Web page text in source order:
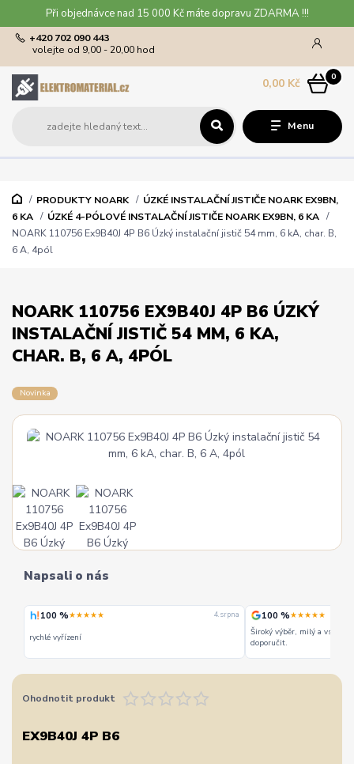
Při objednávce nad 15 000 Kč máte dopravu ZDARMA !!!
Menu
+420 702 090 443
volejte od 9,00 - 20,00 hod
0
0,00 Kč
PRODUKTY NOARK
ÚZKÉ INSTALAČNÍ JISTIČE NOARK EX9BN,
6 KA
ÚZKÉ 4-PÓLOVÉ INSTALAČNÍ JISTIČE NOARK EX9BN, 6 KA
NOARK 110756 Ex9B40J 4P B6 Úzký instalační jistič 54 mm, 6 kA, char. B,
6 A, 4pól
NOARK 110756 EX9B40J 4P B6 ÚZKÝ
INSTALAČNÍ JISTIČ 54 MM, 6 KA,
CHAR. B, 6 A, 4PÓL
Novinka
Napsali o nás
100 %★★★★★ 4. srpna
rychlé vyřízení
100 %★★★★★
Široký výběr, milý a
doporučit.
Ohodnotit produkt
EX9B40J 4P B6